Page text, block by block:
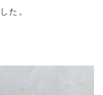
た。